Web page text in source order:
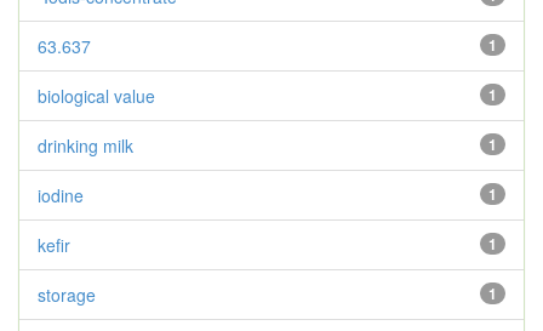
1
63.637
1
biological value
1
drinking milk
1
iodine
1
kefir
1
storage